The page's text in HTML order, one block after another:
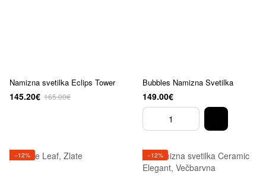
Namizna svetilka Eclips Tower
145.20€ 165.00€
Bubbles Namizna Svetilka
149.00€
−12% −12%